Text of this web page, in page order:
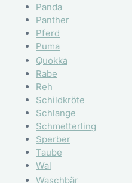
Panda
Panther
Pferd
Puma
Quokka
Rabe
Reh
Schildkröte
Schlange
Schmetterling
Sperber
Taube
Wal
Waschbär